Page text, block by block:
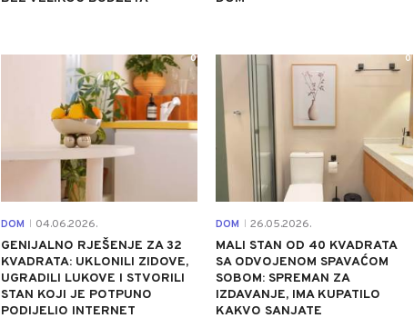
DOM 04.06.2026.
GENIJALNO RJEŠENJE ZA 32
KVADRATA: UKLONILI ZIDOVE,
UGRADILI LUKOVE I STVORILI
STAN KOJI JE POTPUNO
PODIJELIO INTERNET
0
DOM 26.05.2026.
MALI STAN OD 40 KVADRATA
SA ODVOJENOM SPAVAĆOM
SOBOM: SPREMAN ZA
IZDAVANJE, IMA KUPATILO
KAKVO SANJATE
0